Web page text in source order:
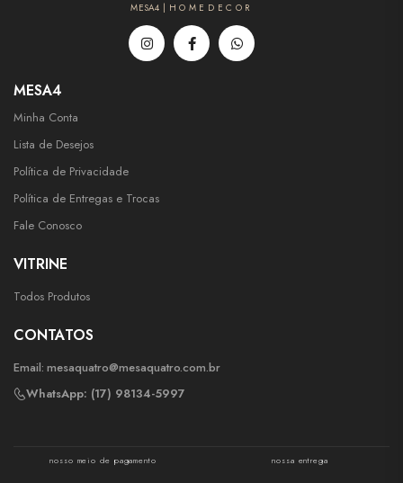
MESA4 | H O M E D E C O R
MESA4
Minha Conta
Lista de Desejos
Política de Privacidade
Política de Entregas e Trocas
Fale Conosco
VITRINE
Todos Produtos
CONTATOS
Email: mesaquatro@mesaquatro.com.br
WhatsApp: (17) 98134-5997
nosso meio de pagamento nossa entrega